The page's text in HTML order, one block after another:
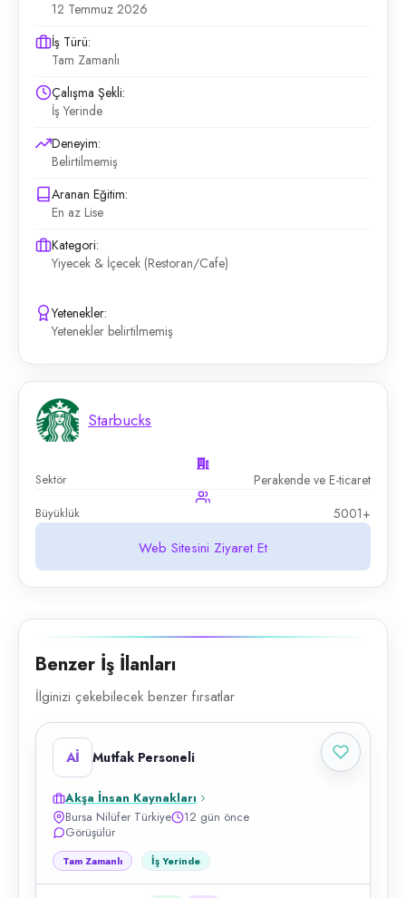
12 Temmuz 2026
İş Türü:
Tam Zamanlı
Çalışma Şekli:
İş Yerinde
Deneyim:
Belirtilmemiş
Aranan Eğitim:
En az Lise
Kategori:
Yiyecek & İçecek (Restoran/Cafe)
Yetenekler:
Yetenekler belirtilmemiş
Starbucks
Sektör Perakende ve E-ticaret
Büyüklük 5001+
Web Sitesini Ziyaret Et
Benzer İş İlanları
İlginizi çekebilecek benzer fırsatlar
Aİ Mutfak Personeli
Akşa İnsan Kaynakları
Bursa Nilüfer Türkiye
12 gün önce
Görüşülür
Tam Zamanlı İş Yerinde